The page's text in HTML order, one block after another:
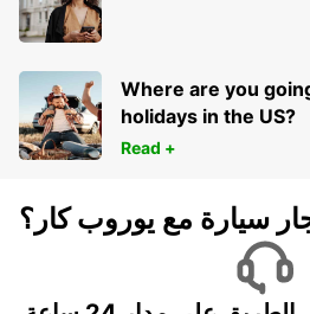
Where are you
holidays in the US?
Read +
سيارة مع يوروب كار؟